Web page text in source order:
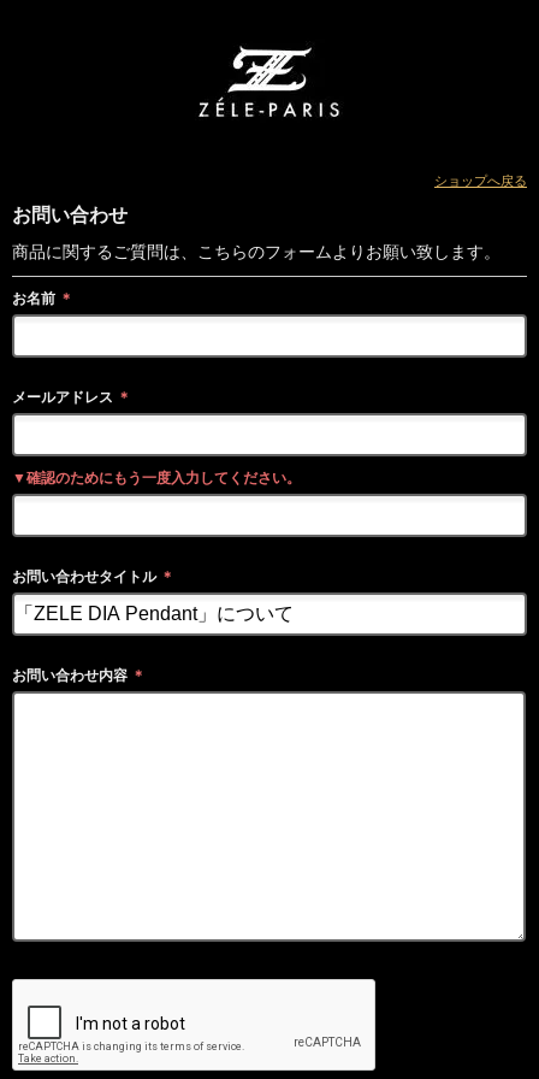
ショップへ戻る
お問い合わせ
商品に関するご質問は、こちらのフォームよりお願い致します。
お名前 ＊
メールアドレス ＊
▼確認のためにもう一度入力してください。
お問い合わせタイトル ＊
お問い合わせ内容 ＊